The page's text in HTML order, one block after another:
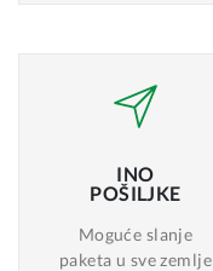
INO
POŠILJKE
Moguće slanje
paketa u sve zemlje